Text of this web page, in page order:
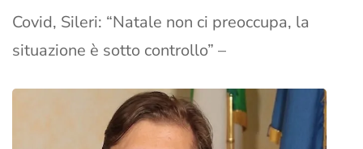
Covid, Sileri: “Natale non ci preoccupa, la
situazione è sotto controllo” –